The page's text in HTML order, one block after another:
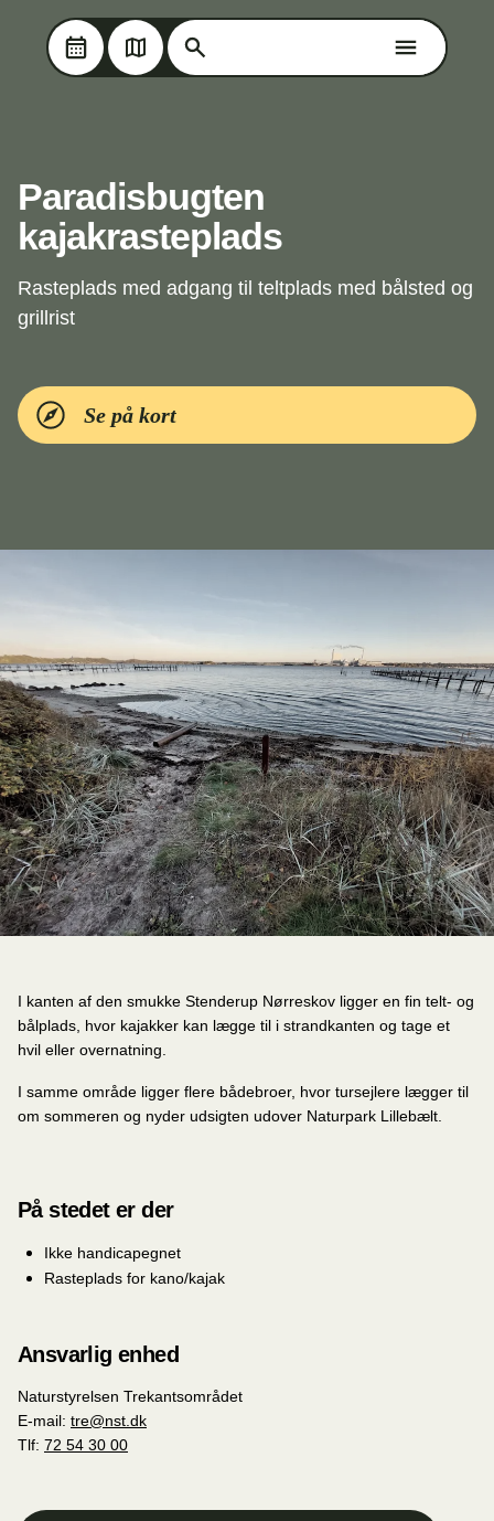
Skip til hovedindholdet
Søg på Oplev Kolding
Søg på Oplev Kolding
Paradisbugten
kajakrasteplads
Rasteplads med adgang til teltplads med bålsted og
grillrist
Se på kort
I kanten af den smukke Stenderup Nørreskov ligger en fin telt- og
bålplads, hvor kajakker kan lægge til i strandkanten og tage et
hvil eller overnatning.
I samme område ligger flere bådebroer, hvor tursejlere lægger til
om sommeren og nyder udsigten udover Naturpark Lillebælt.
På stedet er der
Ikke handicapegnet
Rasteplads for kano/kajak
Ansvarlig enhed
Naturstyrelsen Trekantsområdet
E-mail: tre@nst.dk
Tlf: 72 54 30 00